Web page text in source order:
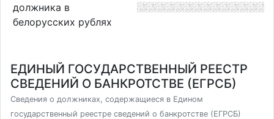
должника в
белорусских рублях
ЕДИНЫЙ ГОСУДАРСТВЕННЫЙ РЕЕСТР
СВЕДЕНИЙ О БАНКРОТСТВЕ (ЕГРСБ)
Сведения о должниках, содержащиеся в Едином
государственный реестре сведений о банкротстве (ЕГРСБ)